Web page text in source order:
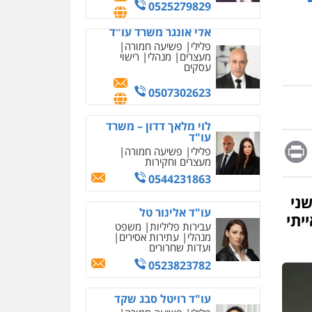
Message
Print
0507302623
לוי מלאך דדון – משרד
עו"ד
פלילי פשיעה חמורה
מעצרים וחקירות
0544231863
עו"ד אלינור טל
עבירות פליליות
מנהלי עתירות אסירים
ועדות שחרורים
0523823782
עו"ד רויטל סבג שקד
פלילי פשיעה חמורה
אמצעי לחימה אלימות
עורכי דין לענייני אסירים
0528615306
דוד בוחבוט – משרד עו"ד
מחיקת כתבות מגוגל
ודחיקת אזכורים שליליים
שירותים מקצועיים לעורכי
דין
0522508109
אחסון אתרים
מהירות הגנה גיבוי
תמיכה שירותים מקצועיים
לעורכי דין
מרכז התחלה חדשה
אסירים עבירות מין
שירותים מקצועיים לעורכי
דין
0544500346
מאיה בלום, עו"ס,
טיפול ושיקום
טיפול בהתמכרויות
שירותים מקצועיים לעורכי
דין